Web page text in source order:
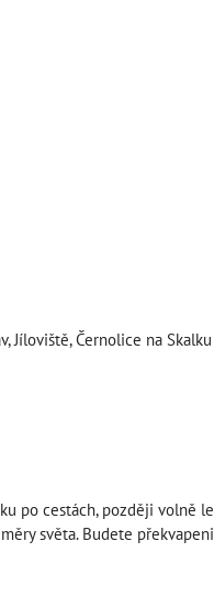
Jíloviště, Černolice na
po cestách, později volně
světa. Budete